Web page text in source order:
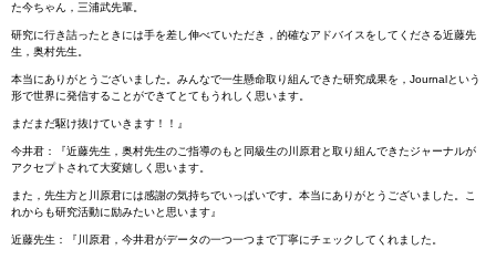
た今ちゃん，三浦武先輩。
研究に行き詰ったときには手を差し伸べていただき，的確なアドバイスをしてくださる近藤先
生，奥村先生。
本当にありがとうございました。みんなで一生懸命取り組んできた研究成果を，Journalという
形で世界に発信することができてとてもうれしく思います。
まだまだ駆け抜けていきます！！』
今井君：『近藤先生，奥村先生のご指導のもと同級生の川原君と取り組んできたジャーナルが
アクセプトされて大変嬉しく思います。
また，先生方と川原君には感謝の気持ちでいっぱいです。本当にありがとうございました。こ
れからも研究活動に励みたいと思います』
近藤先生：『川原君，今井君がデータの一つ一つまで丁寧にチェックしてくれました。